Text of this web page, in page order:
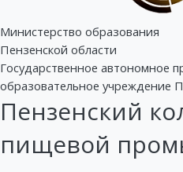
Министерство образования
Пензенской области
Государственное автономное
образовательное учреждение
Пензенский
пищевой